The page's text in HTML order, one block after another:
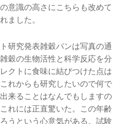
意識の高さにこちらも改めて
ました。
研究発表雑穀パンは写真の通
穀の生物活性と科学反応を分
クトに食味に結びつけた点は
れからも研究したいので何で
来ることはなんでもしますの
れには正直驚いた。この年齢
うという心意気がある。試験